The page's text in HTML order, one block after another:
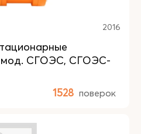
2016
мод. СГОЭС, СГОЭС-
1528 поверок